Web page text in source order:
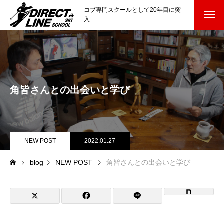
コブ専門スクールとして20年目に突
入
スクールについて知る Directline Ski School
コンセプトと開催スキー場
参加までの流れ
レッスン料金
参加費のお支払い
各会場の集合場所
スキー場から選ぶ Ski Area
角皆さんとの出会いと学び
NEW POST 2022.01.27
blog NEW POST 角皆さんとの出会いと学び